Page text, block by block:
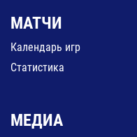
МАТЧИ
Календарь игр
Статистика
МЕДИА